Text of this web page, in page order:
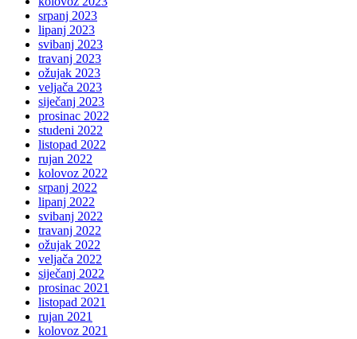
srpanj 2023
lipanj 2023
svibanj 2023
travanj 2023
ožujak 2023
veljača 2023
siječanj 2023
prosinac 2022
studeni 2022
listopad 2022
rujan 2022
kolovoz 2022
srpanj 2022
lipanj 2022
svibanj 2022
travanj 2022
ožujak 2022
veljača 2022
siječanj 2022
prosinac 2021
listopad 2021
rujan 2021
kolovoz 2021